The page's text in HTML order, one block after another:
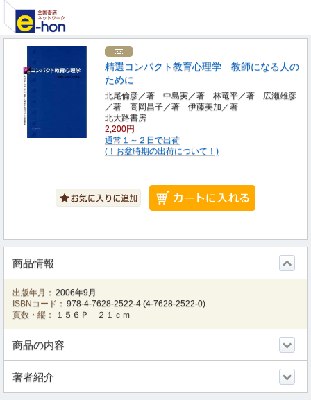
精選コンパクト教育心理学 教師になる人の
ために
北尾倫彦／著 中島実／著 林竜平／著 広瀬雄彦
／著 高岡昌子／著 伊藤美加／著
北大路書房
2,200円
通常１～２日で出荷
(！お盆時期の出荷について！)
商品情報
出版年月： 2006年9月
ISBNコード： 978-4-7628-2522-4 (4-7628-2522-0)
頁数・縦：
１５６Ｐ ２１ｃｍ
商品の内容
著者紹介